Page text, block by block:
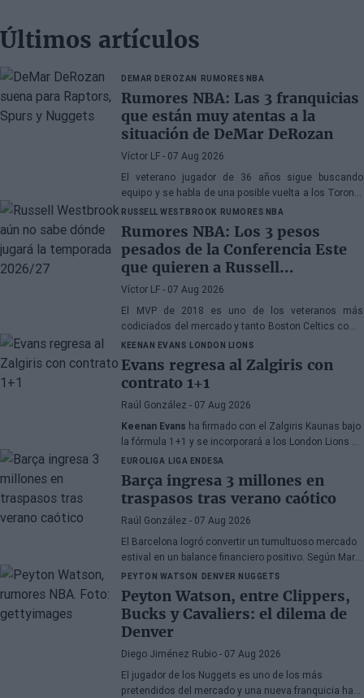
Últimos artículos
DEMAR DEROZAN RUMORES NBA
Rumores NBA: Las 3 franquicias
que están muy atentas a la
situación de DeMar DeRozan
Víctor LF - 07 Aug 2026
El veterano jugador de 36 años sigue buscando
equipo y se habla de una posible vuelta a los Toronto
Raptors o San Antonio Spurs, mientras Denver
Nuggets también forma parte de la ecuación
RUSSELL WESTBROOK RUMORES NBA
Rumores NBA: Los 3 pesos
pesados de la Conferencia Este
que quieren a Russell
Westbrook
Víctor LF - 07 Aug 2026
El MVP de 2018 es uno de los veteranos más
codiciados del mercado y tanto Boston Celtics como
Cleveland Cavaliers y Detroit Pistons estarían
interesados en hacerse con sus servicios
KEENAN EVANS LONDON LIONS
Evans regresa al Zalgiris con
contrato 1+1
Raúl González - 07 Aug 2026
Keenan Evans ha firmado con el Zalgiris Kaunas bajo
la fórmula 1+1 y se incorporará a los London Lions en
calidad de cedido durante la temporada 2026/27. El
base estadounidense continúa su proceso de
recuperación tras las lesiones sufridas en los
últimos meses.
EUROLIGA LIGA ENDESA
Barça ingresa 3 millones en
traspasos tras verano caótico
Raúl González - 07 Aug 2026
El Barcelona logró convertir un tumultuoso mercado
estival en un balance financiero positivo. Según Marc
Mundet, la sección azulgrana ingresó cerca de tres
millones de euros procedentes de salidas de
jugadores, a pesar de un proceso de transferencias
marcado por la incertidumbre y los cambios de
última hora.
PEYTON WATSON DENVER NUGGETS
Peyton Watson, entre Clippers,
Bucks y Cavaliers: el dilema de
Denver
Diego Jiménez Rubio - 07 Aug 2026
El jugador de los Nuggets es uno de los más
pretendidos del mercado y una nueva franquicia ha